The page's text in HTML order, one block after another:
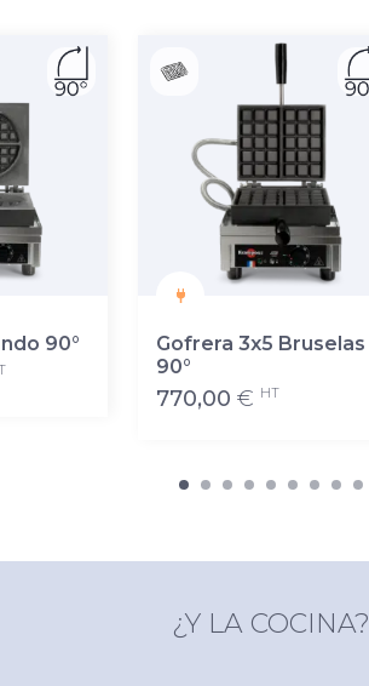
90°
Gofrera 3x5 Bruselas
90°
770,00 € HT
¿Y LA COCINA?